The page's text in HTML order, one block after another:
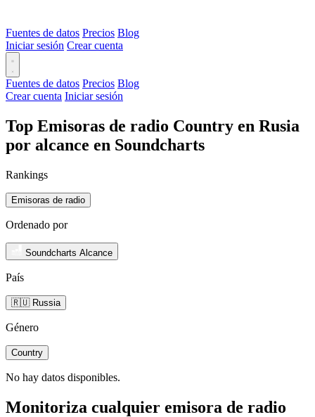
Fuentes de datos Precios Blog
Iniciar sesión Crear cuenta
Fuentes de datos Precios Blog
Crear cuenta Iniciar sesión
Top Emisoras de radio Country en Rusia
por alcance en Soundcharts
Rankings
Emisoras de radio
Ordenado por
Soundcharts Alcance
País
🇷🇺 Russia
Género
Country
No hay datos disponibles.
Monitoriza cualquier emisora de radio